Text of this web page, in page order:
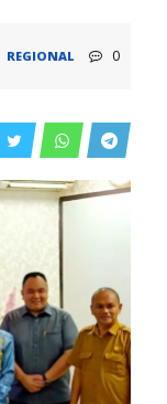
REGIONAL 0